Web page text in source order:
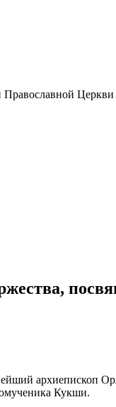
Православной Церкви
архиепископ
Кукши.